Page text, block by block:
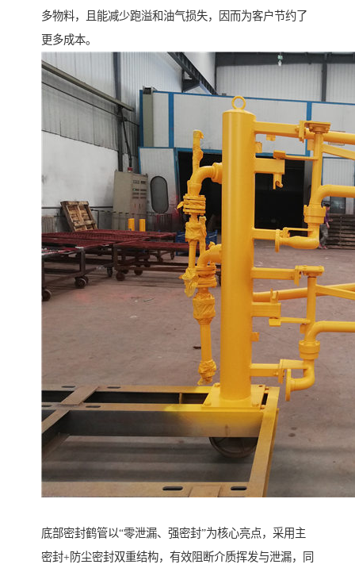
多物料，且能减少跑溢和油气损失，因而为客户节约了
更多成本。
底部密封鹤管以“零泄漏、强密封”为核心亮点，采用主
密封+防尘密封双重结构，有效阻断介质挥发与泄漏，同